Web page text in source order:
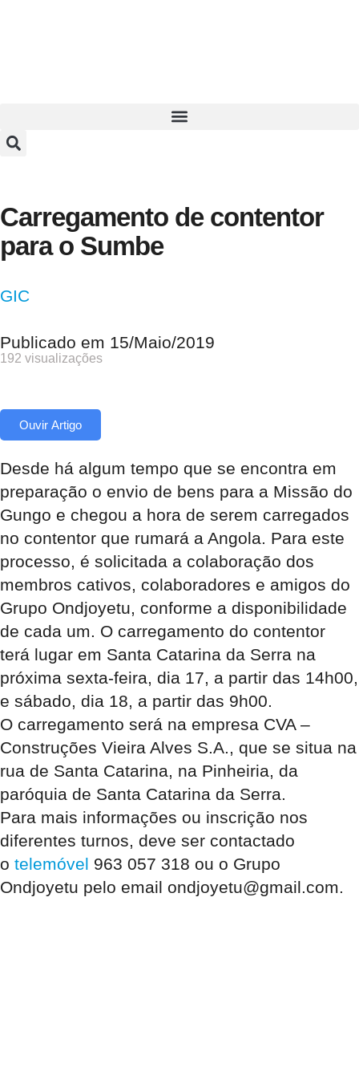
Carregamento de contentor
para o Sumbe
GIC
Publicado em 15/Maio/2019
192 visualizações
Ouvir Artigo
Desde há algum tempo que se encontra em
preparação o envio de bens para a Missão do
Gungo e chegou a hora de serem carregados
no contentor que rumará a Angola. Para este
processo, é solicitada a colaboração dos
membros cativos, colaboradores e amigos do
Grupo Ondjoyetu, conforme a disponibilidade
de cada um. O carregamento do contentor
terá lugar em Santa Catarina da Serra na
próxima sexta-feira, dia 17, a partir das 14h00,
e sábado, dia 18, a partir das 9h00.
O carregamento será na empresa CVA –
Construções Vieira Alves S.A., que se situa na
rua de Santa Catarina, na Pinheiria, da
paróquia de Santa Catarina da Serra.
Para mais informações ou inscrição nos
diferentes turnos, deve ser contactado
o telemóvel 963 057 318 ou o Grupo
Ondjoyetu pelo email ondjoyetu@gmail.com.